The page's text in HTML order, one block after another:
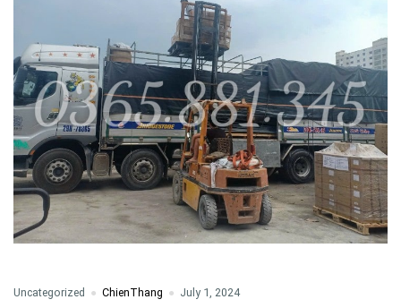
Uncategorized ChienThang July 1, 2024